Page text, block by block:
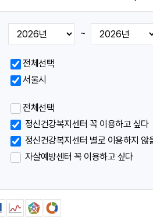
메
뉴
표
시
아
~
전체선택
서울시
전체선택
정신건강복지센터 꼭 이용하고 싶다
정신건강복지센터 별로 이용하지 않
자살예방센터 꼭 이용하고 싶다